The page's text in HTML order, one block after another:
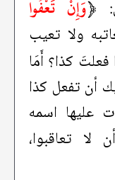
﴿وَإِنْ تَعْفُوا
ولا تعيب
فعلتَ كذا؟ أَمَا
أن تفعل كذا
عليها اسمه
لا تعاقبوا،